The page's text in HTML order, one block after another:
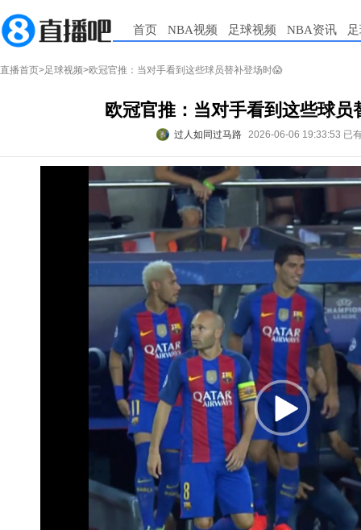
首页 NBA视频 足球视频 NBA资讯
直播首页>足球视频>欧冠官推：当对手看到这些球员替补登场时😱
欧冠官推：当对手看到这些球员
过人如同过马路 2026-06-06 19:33:53 已